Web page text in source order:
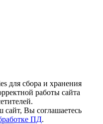
для сбора и хранения
работы сайта
сайт, Вы соглашаетесь
ПД.